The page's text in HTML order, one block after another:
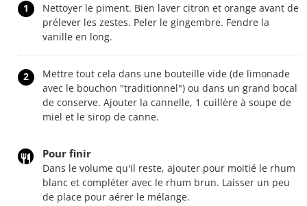
1
Nettoyer le piment. Bien laver citron et orange avant de
prélever les zestes. Peler le gingembre. Fendre la
vanille en long.
2
Mettre tout cela dans une bouteille vide (de limonade
avec le bouchon "traditionnel") ou dans un grand bocal
de conserve. Ajouter la cannelle, 1 cuillère à soupe de
miel et le sirop de canne.
Pour finir
Dans le volume qu'il reste, ajouter pour moitié le rhum
blanc et compléter avec le rhum brun. Laisser un peu
de place pour aérer le mélange.